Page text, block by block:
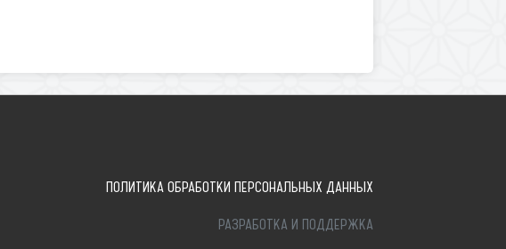
ПОЛИТИКА ОБРАБОТКИ ПЕРСОНАЛЬНЫХ ДАННЫХ
РАЗРАБОТКА И ПОДДЕРЖКА